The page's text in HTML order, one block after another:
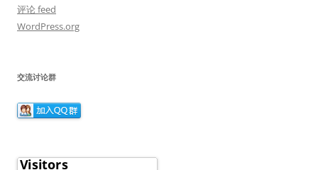
评论 feed
WordPress.org
交流讨论群